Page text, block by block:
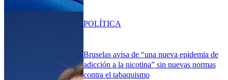
Bruselas avisa de “una nueva epidemia de
adicción a la nicotina” sin nuevas normas
contra el tabaquismo
POLÍTICA